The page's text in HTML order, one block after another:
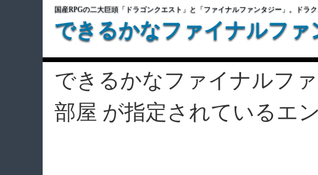
国産RPGの二大巨頭「ドラゴンクエスト」と「ファイナルファンタジー」。ドラ
できるかなファイナルファ
できるかなファイナルフ
部屋 が指定されているエ